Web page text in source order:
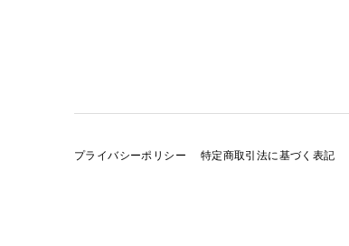
プライバシーポリシー 特定商取引法に基づく表記